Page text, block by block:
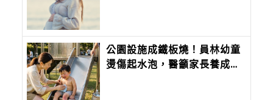
公園設施成鐵板燒！員林幼童
燙傷起水泡，醫籲家長養成養